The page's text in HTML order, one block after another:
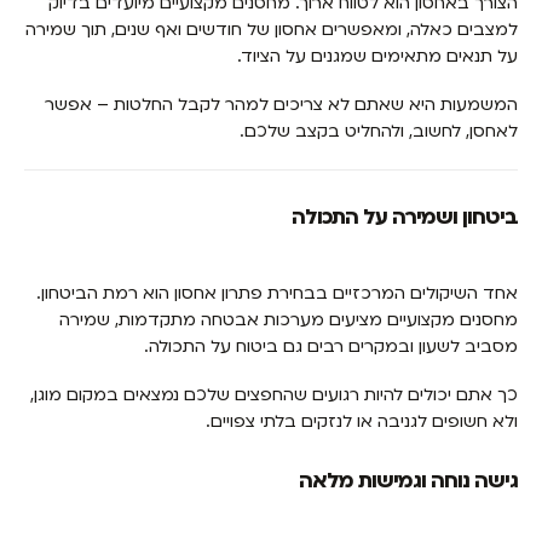
למצבים כאלה, ומאפשרים אחסון של חודשים ואף שנים, תוך שמירה
על תנאים מתאימים שמגנים על הציוד.
המשמעות היא שאתם לא צריכים למהר לקבל החלטות – אפשר
לאחסן, לחשוב, ולהחליט בקצב שלכם.
ביטחון ושמירה על התכולה
אחד השיקולים המרכזיים בבחירת פתרון אחסון הוא רמת הביטחון.
מחסנים מקצועיים מציעים מערכות אבטחה מתקדמות, שמירה
מסביב לשעון ובמקרים רבים גם ביטוח על התכולה.
כך אתם יכולים להיות רגועים שהחפצים שלכם נמצאים במקום מוגן,
ולא חשופים לגניבה או לנזקים בלתי צפויים.
גישה נוחה וגמישות מלאה